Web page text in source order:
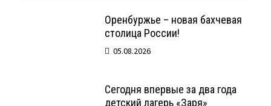
Оренбуржье – новая бахчевая
столица России!
05.08.2026
Сегодня впервые за два года
детский лагерь «Заря»